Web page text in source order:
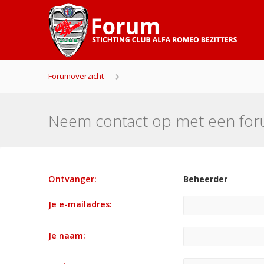
Forumoverzicht
Neem contact op met een
Ontvanger: Beheerder
Je e-mailadres:
Je naam: